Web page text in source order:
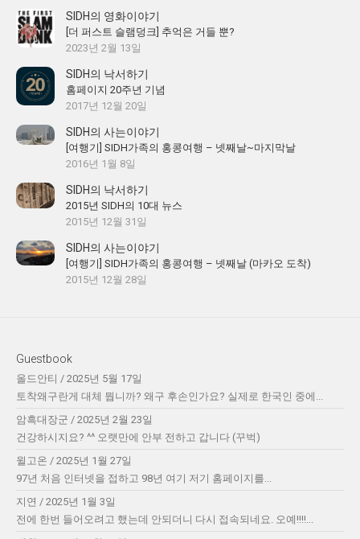
SIDH의 영화이야기
[더 퍼스트 슬램덩크] 추억은 거들 뿐?
2023년 2월 13일
SIDH의 낙서하기
홈페이지 20주년 기념
2017년 12월 20일
SIDH의 사는이야기
[여행기] SIDH가족의 홍콩여행 – 넷째날~마지막날
2016년 1월 8일
SIDH의 낙서하기
2015년 SIDH의 10대 뉴스
2015년 12월 31일
SIDH의 사는이야기
[여행기] SIDH가족의 홍콩여행 – 넷째날 (마카오 도착)
2015년 12월 28일
Guestbook
올드안티 / 2025년 5월 17일
토착왜구란게 대체 뭡니까? 왜구 후손인가요? 실제로 한국인 중에...
암흑대장군 / 2025년 2월 23일
건강하시지요? ^^ 오랫만에 안부 전하고 갑니다 (꾸벅)
윌고온 / 2025년 1월 27일
97년 처음 인터넷을 접하고 98년 여기 저기 홈페이지를...
지연 / 2025년 1월 3일
전에 한번 들어오려고 했는데 안되더니 다시 접속되네요. 오예!!!!...